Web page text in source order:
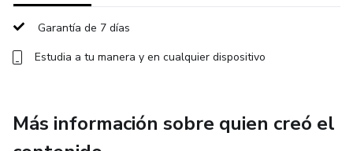
Garantía de 7 días
Estudia a tu manera y en cualquier dispositivo
Más información sobre quien creó el